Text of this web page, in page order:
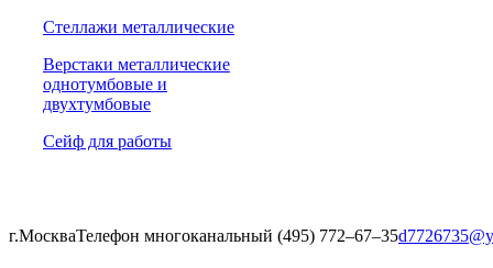
Стеллажи металлические
Верстаки металлические
однотумбовые и
двухтумбовые
Сейф для работы
г.МоскваТелефон многоканальный (495) 772‒67‒35